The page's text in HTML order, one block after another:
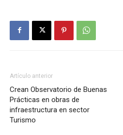
Artículo anterior
Crean Observatorio de Buenas
Prácticas en obras de
infraestructura en sector
Turismo